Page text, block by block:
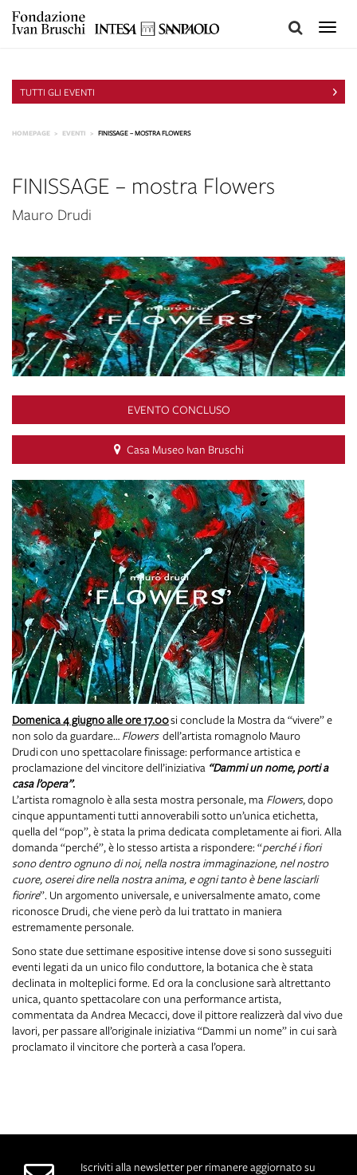
Toggle
TUTTI GLI EVENTI
HOMEPAGE EVENTI FINISSAGE – MOSTRA FLOWERS
FINISSAGE – mostra Flowers
Mauro Drudi
EVENTO CONCLUSO
Casa Museo Ivan Bruschi
Domenica 4 giugno alle ore 17.00si conclude la Mostra da “vivere” e
non solo da guardare… Flowersdell’artista romagnolo Mauro
Drudi con uno spettacolare finissage: performance artistica e
proclamazione del vincitore dell’iniziativa “Dammi un nome, porti a
casa l’opera”.
L’artista romagnolo è alla sesta mostra personale, ma Flowers, dopo
cinque appuntamenti tutti annoverabili sotto un’unica etichetta,
quella del “pop”, è stata la prima dedicata completamente ai fiori. Alla
domanda “perché”, è lo stesso artista a rispondere: “perché i fiori
sono dentro ognuno di noi, nella nostra immaginazione, nel nostro
cuore, oserei dire nella nostra anima, e ogni tanto è bene lasciarli
fiorire”. Un argomento universale, e universalmente amato, come
riconosce Drudi, che viene però da lui trattato in maniera
estremamente personale.
Sono state due settimane espositive intense dove si sono susseguiti
eventi legati da un unico filo conduttore, la botanica che è stata
declinata in molteplici forme. Ed ora la conclusione sarà altrettanto
unica, quanto spettacolare con una performance artista,
commentata da Andrea Mecacci, dove il pittore realizzerà dal vivo due
lavori, per passare all’originale iniziativa “Dammi un nome” in cui sarà
proclamato il vincitore che porterà a casa l’opera.
Iscriviti alla newsletter per rimanere aggiornato su